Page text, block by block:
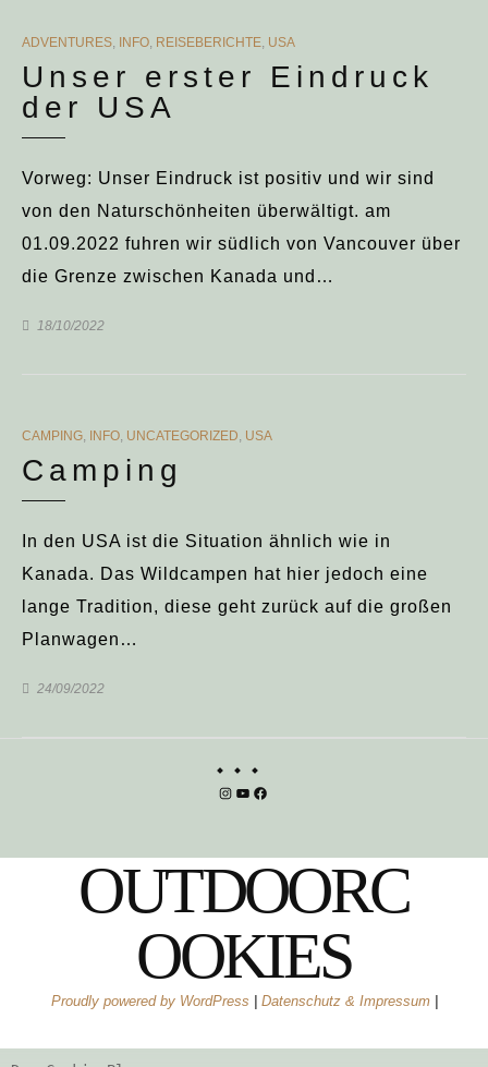
CATEGORIES
ADVENTURES, INFO, REISEBERICHTE, USA
Unser erster Eindruck
der USA
Vorweg: Unser Eindruck ist positiv und wir sind
von den Naturschönheiten überwältigt. am
01.09.2022 fuhren wir südlich von Vancouver über
die Grenze zwischen Kanada und…
18/10/2022
CATEGORIES
CAMPING, INFO, UNCATEGORIZED, USA
Camping
In den USA ist die Situation ähnlich wie in
Kanada. Das Wildcampen hat hier jedoch eine
lange Tradition, diese geht zurück auf die großen
Planwagen…
24/09/2022
Instagram
YouTube
Facebook
OUTDOORC
OOKIES
Proudly powered by WordPress Datenschutz & Impressum